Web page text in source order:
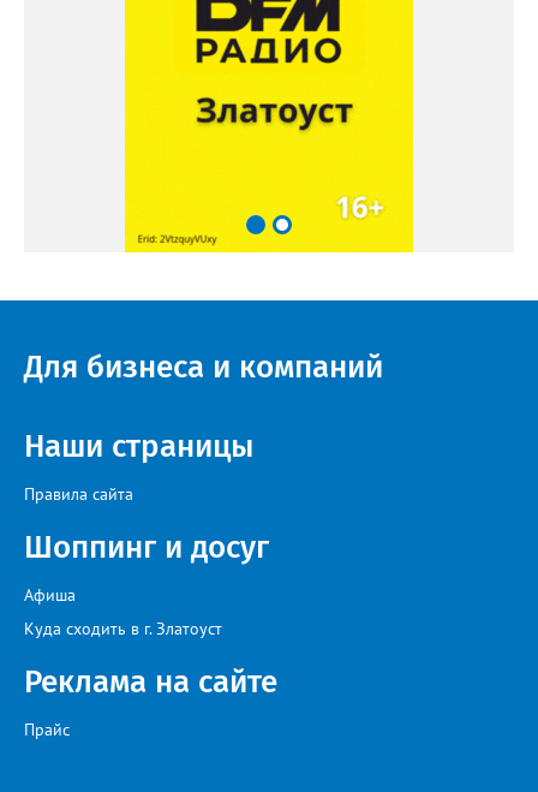
Для бизнеса и компаний
Наши страницы
Правила сайта
Шоппинг и досуг
Афиша
Куда сходить в г. Златоуст
Реклама на сайте
Прайс